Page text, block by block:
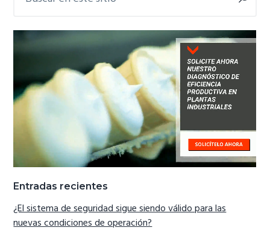
primaria
sitio
Entradas recientes
¿El sistema de seguridad sigue siendo válido para las
nuevas condiciones de operación?